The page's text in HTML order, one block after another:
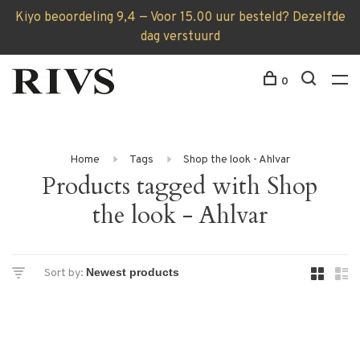
Kiyo beoordeling 9,4 — Voor 15.00 uur besteld? Dezelfde
dag verstuurd
0
Home Tags Shop the look - Ahlvar
Products tagged with Shop
the look - Ahlvar
Sort by: